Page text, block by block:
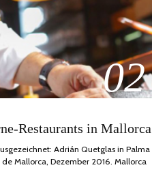
02
Restaurants in Mallorca
Adrián Quetglas in Palma
Mallorca, Dezember 2016. Mallorca